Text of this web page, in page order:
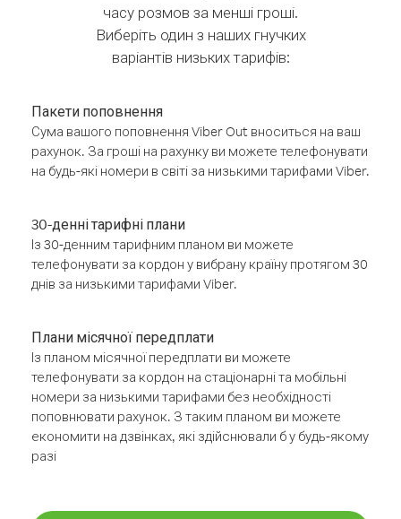
часу розмов за менші гроші.
Виберіть один з наших гнучких
варіантів низьких тарифів:
Пакети поповнення
Сума вашого поповнення Viber Out вноситься на ваш
рахунок. За гроші на рахунку ви можете телефонувати
на будь-які номери в світі за низькими тарифами Viber.
30-денні тарифні плани
Із 30-денним тарифним планом ви можете
телефонувати за кордон у вибрану країну протягом 30
днів за низькими тарифами Viber.
Плани місячної передплати
Із планом місячної передплати ви можете
телефонувати за кордон на стаціонарні та мобільні
номери за низькими тарифами без необхідності
поповнювати рахунок. З таким планом ви можете
економити на дзвінках, які здійснювали б у будь-якому
разі